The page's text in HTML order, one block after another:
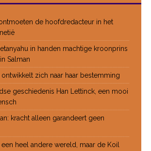
de hoofdredacteur in het
in handen machtige kroonprins
Salman
zich naar haar bestemming
geschiedenis Han Lettinck, een mooi
kracht alleen garandeert geen
heel andere wereld, maar de Koil